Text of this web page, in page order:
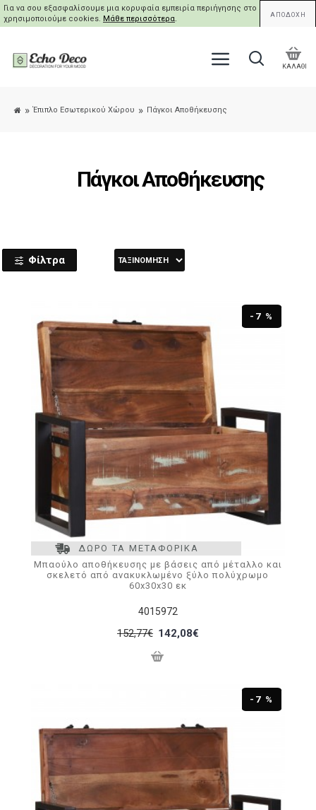
Για να σου εξασφαλίσουμε μια κορυφαία εμπειρία περιήγησης στο site μας,
χρησιμοποιούμε cookies. Μάθε περισσότερα. ΑΠΟΔΟΧΗ
ΚΑΛΑΘΙ
Έπιπλο Εσωτερικού Χώρου Πάγκοι Αποθήκευσης
Πάγκοι Αποθήκευσης
Φίλτρα
ΔΩΡΟ ΤΑ ΜΕΤΑΦΟΡΙΚΑ
-7 %
4015972
Μπαούλο αποθήκευσης με βάσεις από μέταλλο και
σκελετό από ανακυκλωμένο ξύλο πολύχρωμο
60x30x30 εκ
152,77€ 142,08€
-7 %